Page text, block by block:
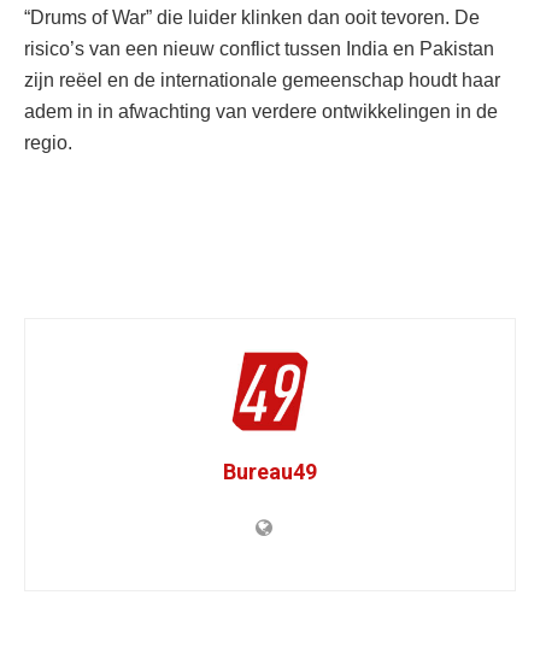
“Drums of War” die luider klinken dan ooit tevoren. De
risico’s van een nieuw conflict tussen India en Pakistan
zijn reëel en de internationale gemeenschap houdt haar
adem in in afwachting van verdere ontwikkelingen in de
regio.
Bureau49